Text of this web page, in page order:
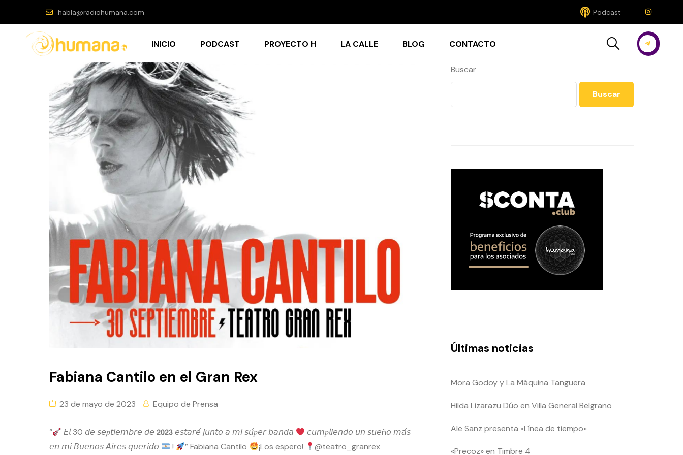
habla@radiohumana.com Podcast
INICIO PODCAST PROYECTO H LA CALLE BLOG CONTACTO
Fabiana Cantilo en el Gran Rex
23 de mayo de 2023 Equipo de Prensa
“ 𝘌𝘭 30 𝘥𝘦 𝘴𝘦𝑝𝘵𝘪𝘦𝘮𝘣𝘳𝘦 𝘥𝘦 𝟮𝟬𝟮𝟯 𝘦𝘴𝘵𝘢𝘳𝘦́ 𝘫𝘶𝘯𝘵𝘰 𝘢 𝘮𝘪 𝘴𝘶́𝑝𝘦𝘳 𝘣𝘢𝘯𝘥𝘢
𝘤𝘶𝘮𝑝𝘭𝘪𝘦𝘯𝘥𝘰 𝘶𝘯 𝘴𝘶𝘦ñ𝘰 𝘮𝘢́𝘴
𝘦𝘯 𝘮𝘪 𝘉𝘶𝘦𝘯𝘰𝘴 𝘈𝘪𝘳𝘦𝘴 𝘲𝘶𝘦𝘳𝘪𝘥𝘰
! ” Fabiana Cantilo ¡Los espero! ⁣ @teatro_granrex
Buscar
Buscar
Últimas noticias
Mora Godoy y La Máquina Tanguera
Hilda Lizarazu Dúo en Villa General Belgrano
Ale Sanz presenta «Línea de tiempo»
«Precoz» en Timbre 4